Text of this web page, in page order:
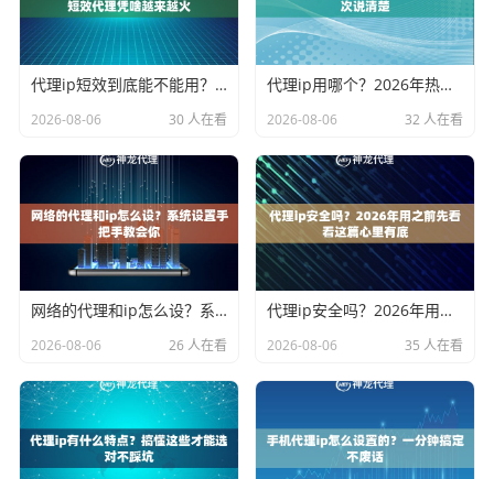
代理ip短效到底能不能用？2026年短效代理凭啥越来越火
2026-08-06 30 人在看
代理ip用哪个？2026年热门选择一次说清楚
2026-08-06 32 人在看
网络的代理和ip怎么设？系统设置手把手教会你
2026-08-06 26 人在看
代理ip安全吗？2026年用之前先看看这篇心里有底
2026-08-06 35 人在看